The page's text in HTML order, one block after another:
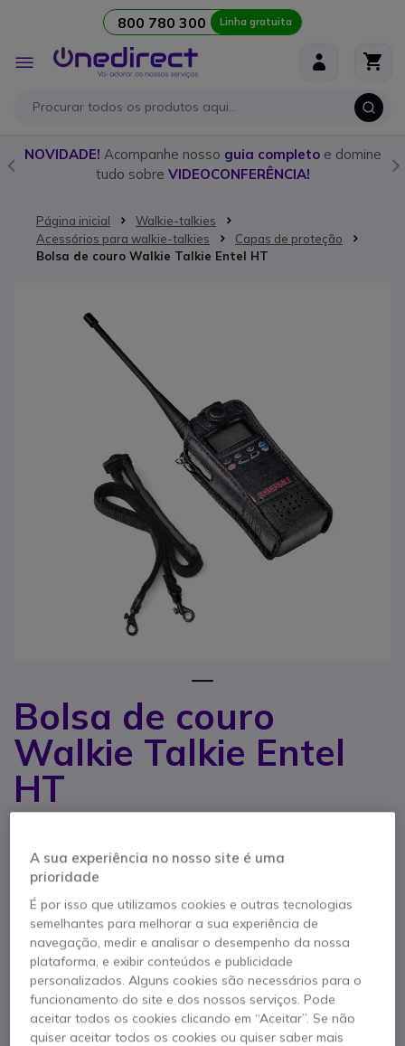
800 780 300 Linha gratuita
Alternar
Nav
NOVIDADE! Acompanhe nosso guia completoe domine
tudo sobre VIDEOCONFERÊNCIA!
Página inicial
Walkie-talkies
Acessórios para walkie-talkies
Capas de proteção
Bolsa de couro Walkie Talkie Entel HT
Bolsa de couro
Walkie Talkie Entel
HT
22,95 € s/iva
Qtd
ADICIONAR AO CARRINHO
ORÇAMENTO EM 4 HORAS
Esgotado
Saltar para o início da Galeria de imagens
A sua experiência no nosso site é uma
prioridade
É por isso que utilizamos cookies e outras tecnologias
semelhantes para melhorar a sua experiência de
navegação, medir e analisar o desempenho da nossa
plataforma, e exibir conteúdos e publicidade
personalizados. Alguns cookies são necessários para o
funcionamento do site e dos nossos serviços. Pode
aceitar todos os cookies clicando em “Aceitar”. Se não
quiser aceitar todos os cookies ou quiser saber mais